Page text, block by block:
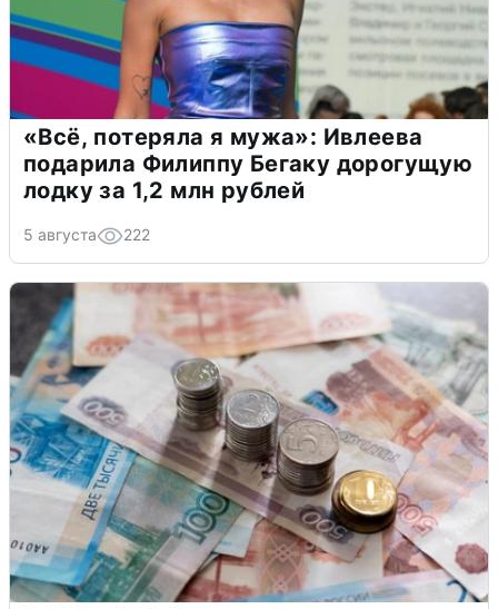
«Всё, потеряла я мужа»: Ивлеева
подарила Филиппу Бегаку дорогущую
лодку за 1,2 млн рублей
5 августа 222